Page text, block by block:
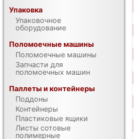
Упаковка
Упаковочное
оборудование
Поломоечные машины
Поломоечные машины
Запчасти для
поломоечных машин
Паллеты и контейнеры
Поддоны
Контейнеры
Пластиковые ящики
Листы сотовые
полимерные